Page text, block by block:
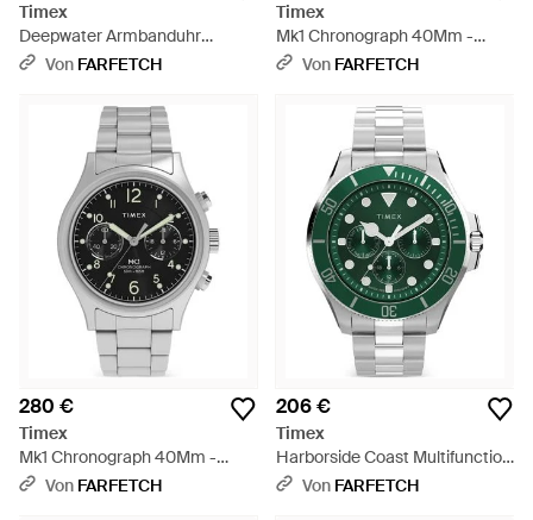
Timex
Deepwater Armbanduhr
40,5Mm - Blau
Von FARFETCH
Timex
Mk1 Chronograph 40Mm -
Schwarz
Von FARFETCH
280 €
Timex
Mk1 Chronograph 40Mm -
GrauVon FARFETCH
206 €
Timex
Harborside Coast Multifunction
Armbanduhr 43Mm - Grün
Von FARFETCH